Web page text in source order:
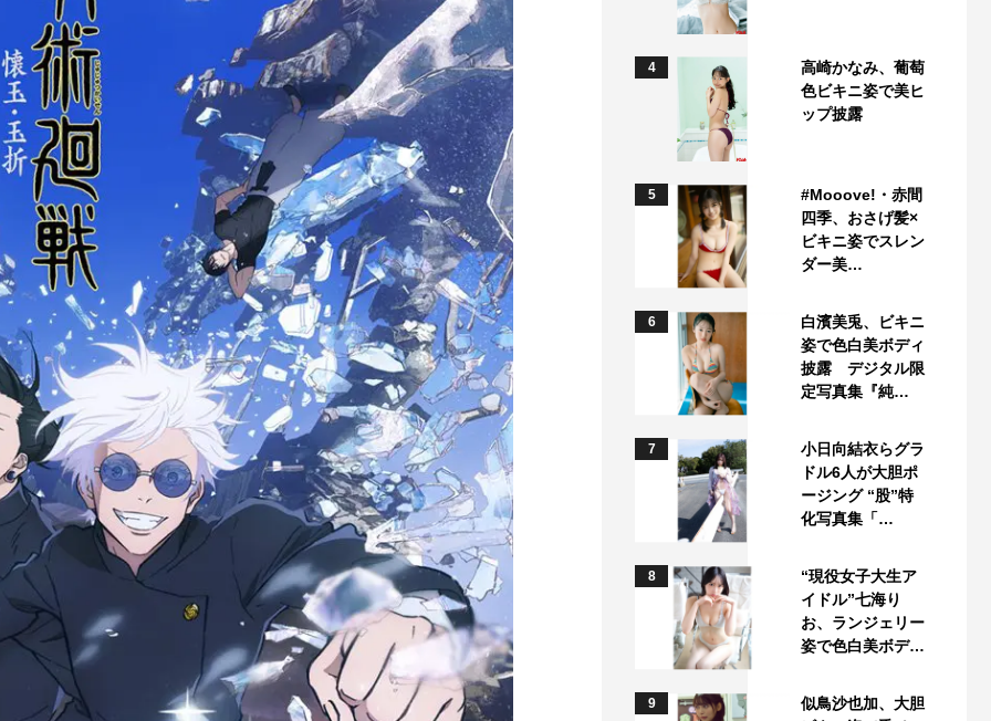
4
高崎かなみ、葡萄
色ビキニ姿で美ヒ
ップ披露
5
#Mooove!・赤間
四季、おさげ髪×
ビキニ姿でスレン
ダー美…
6
白濱美兎、ビキニ
姿で色白美ボディ
披露 デジタル限
定写真集『純…
7
小日向結衣らグラ
ドル6人が大胆ポ
ージング “股”特
化写真集「…
8
“現役女子大生ア
イドル”七海り
お、ランジェリー
姿で色白美ボデ…
9
似鳥沙也加、大胆